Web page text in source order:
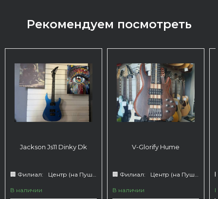
Рекомендуем посмотреть
Jackson Js11 Dinky Dk
🏢 Филиал: Центр (на Пушкина 66)
В наличии
V-Glorify Hume
🏢 Филиал: Центр (на Пушкина 66)
В наличии